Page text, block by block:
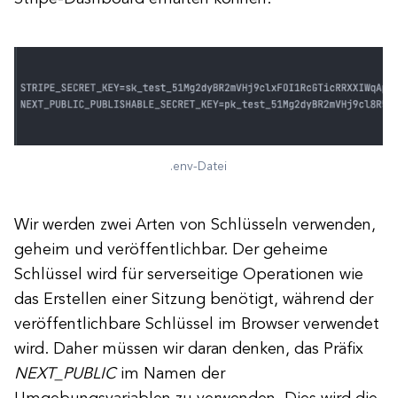
.env-Datei
Wir werden zwei Arten von Schlüsseln verwenden,
geheim und veröffentlichbar. Der geheime
Schlüssel wird für serverseitige Operationen wie
das Erstellen einer Sitzung benötigt, während der
veröffentlichbare Schlüssel im Browser verwendet
wird. Daher müssen wir daran denken, das Präfix
NEXT_PUBLICim Namen der